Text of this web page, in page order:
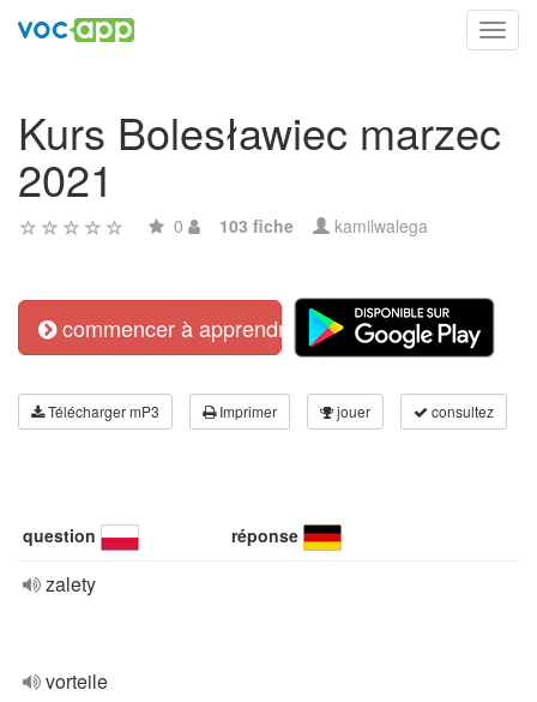
Kurs Bolesławiec marzec
2021
0 103 fiche kamilwalega
commencer à apprendre
Télécharger mP3 Imprimer jouer consultez
question réponse
zalety
vorteile